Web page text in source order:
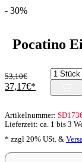
- 30%
Pocatino
53,10€
Ursprünglicher
53,10€
37,17€
Preis
37,17€.
* zzgl 20% USt. &
Artikelnummer:
Lieferzeit: ca. 1 bis 3